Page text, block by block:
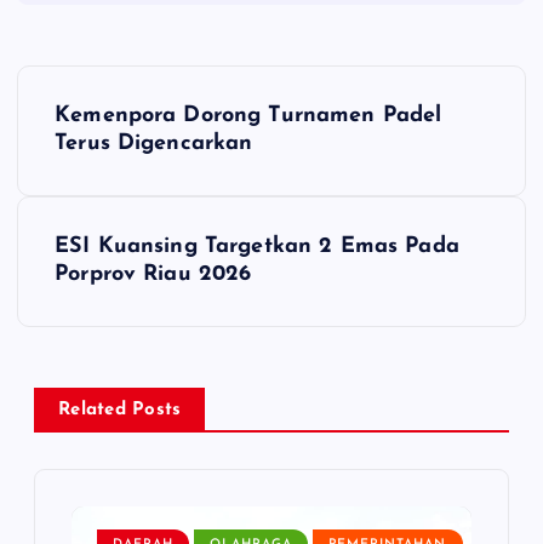
a
v
Kemenpora Dorong Turnamen Padel
Terus Digencarkan
ESI Kuansing Targetkan 2 Emas Pada
Porprov Riau 2026
Related Posts